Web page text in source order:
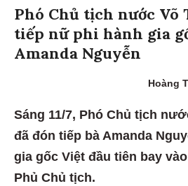
Phó Chủ tịch nước Võ
tiếp nữ phi hành gia
Amanda Nguyễn
Hoàng
Sáng 11/7, Phó Chủ tịch
đã đón tiếp bà Amanda
gia gốc Việt đầu tiên bay
Phủ Chủ tịch.